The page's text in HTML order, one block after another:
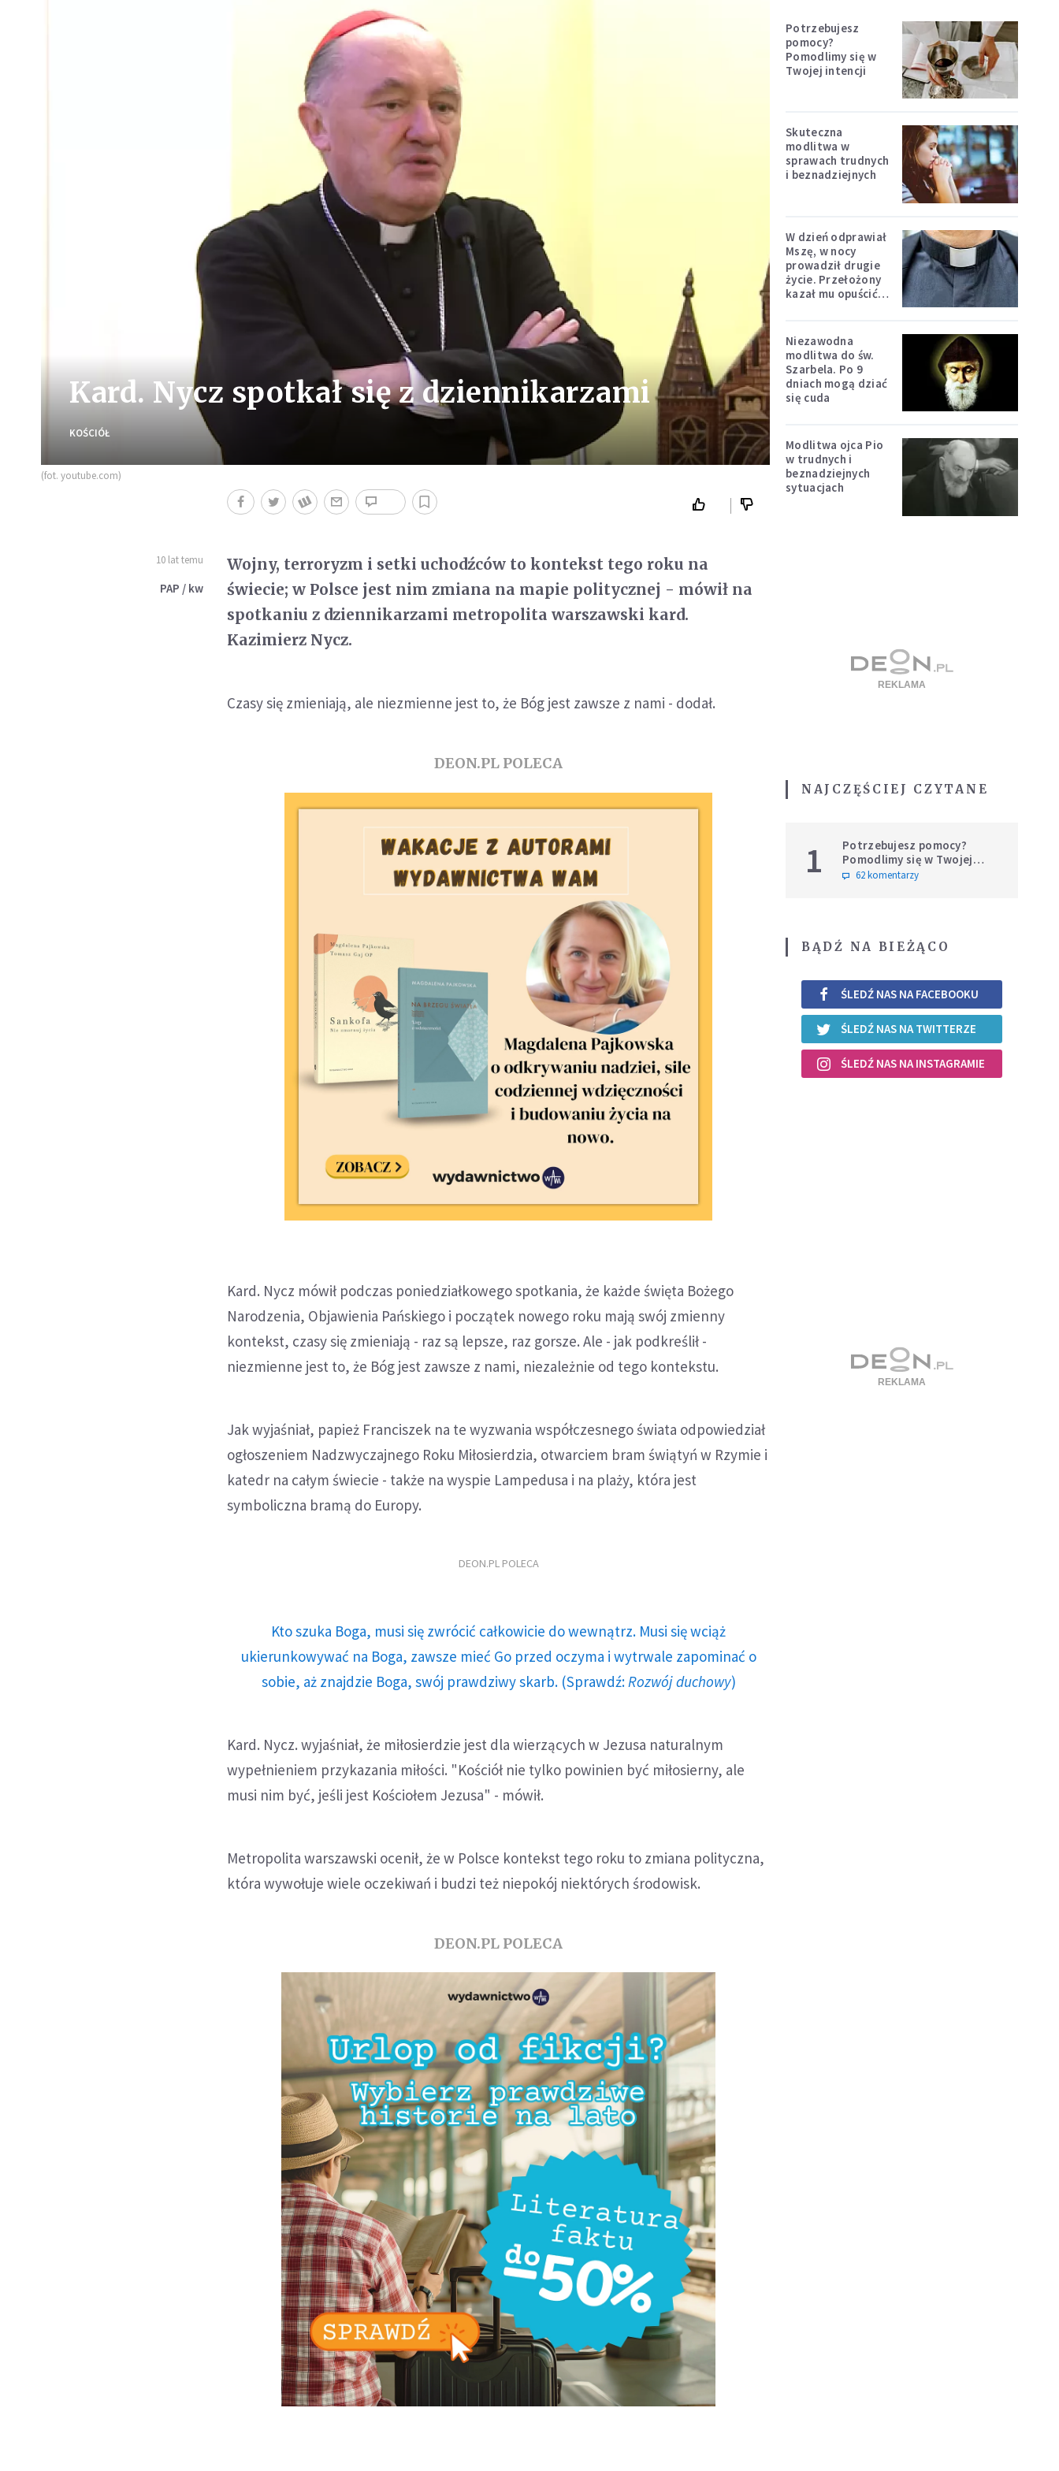
Kard. Nycz spotkał się z dziennikarzami
KOŚCIÓŁ
(fot. youtube.com)
10 lat temu
PAP / kw
Wojny, terroryzm i setki uchodźców to kontekst tego roku na
świecie; w Polsce jest nim zmiana na mapie politycznej - mówił na
spotkaniu z dziennikarzami metropolita warszawski kard.
Kazimierz Nycz.
Czasy się zmieniają, ale niezmienne jest to, że Bóg jest zawsze z nami - dodał.
DEON.PL POLECA
Kard. Nycz mówił podczas poniedziałkowego spotkania, że każde święta Bożego
Narodzenia, Objawienia Pańskiego i początek nowego roku mają swój zmienny
kontekst, czasy się zmieniają - raz są lepsze, raz gorsze. Ale - jak podkreślił -
niezmienne jest to, że Bóg jest zawsze z nami, niezależnie od tego kontekstu.
Jak wyjaśniał, papież Franciszek na te wyzwania współczesnego świata odpowiedział
ogłoszeniem Nadzwyczajnego Roku Miłosierdzia, otwarciem bram świątyń w Rzymie i
katedr na całym świecie - także na wyspie Lampedusa i na plaży, która jest
symboliczna bramą do Europy.
DEON.PL POLECA
Kto szuka Boga, musi się zwrócić całkowicie do wewnątrz. Musi się wciąż
ukierunkowywać na Boga, zawsze mieć Go przed oczyma i wytrwale zapominać o
sobie, aż znajdzie Boga, swój prawdziwy skarb. (Sprawdź: Rozwój duchowy)
Kard. Nycz. wyjaśniał, że miłosierdzie jest dla wierzących w Jezusa naturalnym
wypełnieniem przykazania miłości. "Kościół nie tylko powinien być miłosierny, ale
musi nim być, jeśli jest Kościołem Jezusa" - mówił.
Metropolita warszawski ocenił, że w Polsce kontekst tego roku to zmiana polityczna,
która wywołuje wiele oczekiwań i budzi też niepokój niektórych środowisk.
DEON.PL POLECA
Potrzebujesz
pomocy?
Pomodlimy się w
Twojej intencji
Skuteczna
modlitwa w
sprawach trudnych
i beznadziejnych
W dzień odprawiał
Mszę, w nocy
prowadził drugie
życie. Przełożony
kazał mu opuścić
Niezawodna
modlitwa do św.
Szarbela. Po 9
dniach mogą dziać
się cuda
Modlitwa ojca Pio
w trudnych i
beznadziejnych
sytuacjach
NAJCZĘŚCIEJ CZYTANE
1
Potrzebujesz pomocy?
Pomodlimy się w Twojej
intencji
62 komentarzy
BĄDŹ NA BIEŻĄCO
ŚLEDŹ NAS NA FACEBOOKU
ŚLEDŹ NAS NA TWITTERZE
ŚLEDŹ NAS NA INSTAGRAMIE